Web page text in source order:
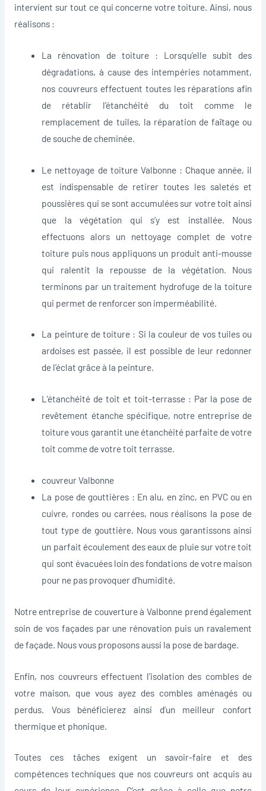
intervient sur tout ce qui concerne votre toiture. Ainsi, nous
réalisons :
La rénovation de toiture : Lorsqu’elle subit des
dégradations, à cause des intempéries notamment,
nos couvreurs effectuent toutes les réparations afin
de rétablir l’étanchéité du toit comme le
remplacement de tuiles, la réparation de faîtage ou
de souche de cheminée.
Le nettoyage de toiture Valbonne : Chaque année, il
est indispensable de retirer toutes les saletés et
poussières qui se sont accumulées sur votre toit ainsi
que la végétation qui s’y est installée. Nous
effectuons alors un nettoyage complet de votre
toiture puis nous appliquons un produit anti-mousse
qui ralentit la repousse de la végétation. Nous
terminons par un traitement hydrofuge de la toiture
qui permet de renforcer son imperméabilité.
La peinture de toiture : Si la couleur de vos tuiles ou
ardoises est passée, il est possible de leur redonner
de l’éclat grâce à la peinture.
L’étanchéité de toit et toit-terrasse : Par la pose de
revêtement étanche spécifique, notre entreprise de
toiture vous garantit une étanchéité parfaite de votre
toit comme de votre toit terrasse.
couvreur Valbonne
La pose de gouttières : En alu, en zinc, en PVC ou en
cuivre, rondes ou carrées, nous réalisons la pose de
tout type de gouttière. Nous vous garantissons ainsi
un parfait écoulement des eaux de pluie sur votre toit
qui sont évacuées loin des fondations de votre maison
pour ne pas provoquer d’humidité.
Notre entreprise de couverture à Valbonne prend également
soin de vos façades par une rénovation puis un ravalement
de façade. Nous vous proposons aussi la pose de bardage.
Enfin, nos couvreurs effectuent l’isolation des combles de
votre maison, que vous ayez des combles aménagés ou
perdus. Vous bénéficierez ainsi d’un meilleur confort
thermique et phonique.
Toutes ces tâches exigent un savoir-faire et des
compétences techniques que nos couvreurs ont acquis au